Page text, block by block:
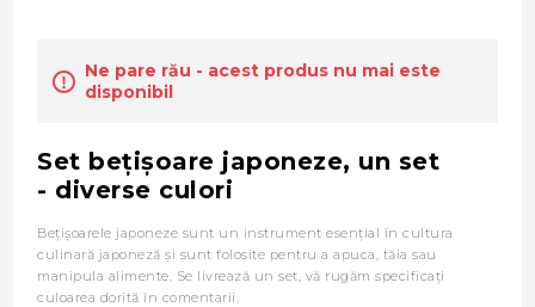
Ne pare rău - acest produs nu mai este
disponibil
Set beţişoare japoneze, un set
- diverse culori
Beţişoarele japoneze sunt un instrument esenţial în cultura
culinară japoneză şi sunt folosite pentru a apuca, tăia sau
manipula alimente. Se livrează un set, vă rugăm specificați
culoarea dorită în comentarii.